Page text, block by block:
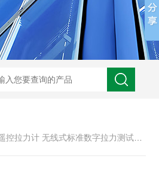
力计 无线式标准数字拉力测试仪价格